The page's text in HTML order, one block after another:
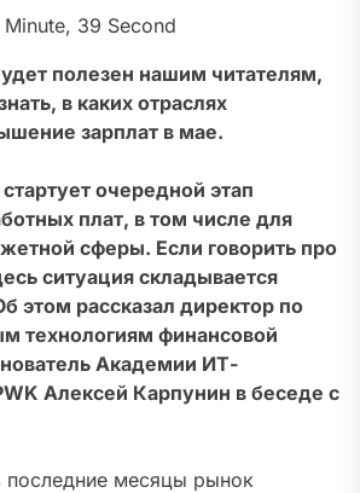
Minute, 39 Second
полезен нашим читателям,
в каких отраслях
зарплат в мае.
очередной этап
плат, в том числе для
сферы. Если говорить про
ситуация складывается
этом рассказал директор по
технологиям финансовой
Академии ИТ-
Алексей Карпунин в беседе с
последние месяцы рынок